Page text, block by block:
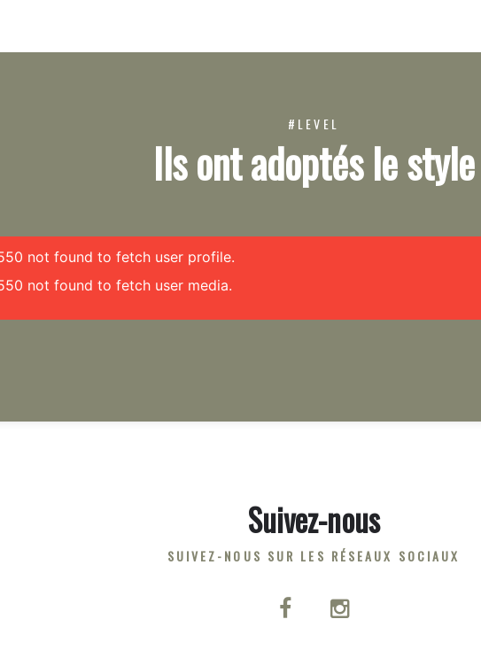
#LEVEL
Ils ont adoptés le style
not found to fetch user profile.
not found to fetch user media.
Suivez-nous
SUIVEZ-NOUS SUR LES RÉSEAUX SOCIAUX